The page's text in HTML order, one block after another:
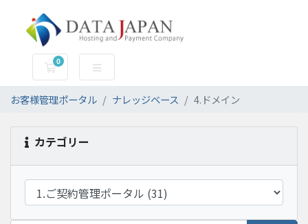
0
お申込み
お客様管理ポータル ナレッジベース 4.ドメイン
カテゴリー